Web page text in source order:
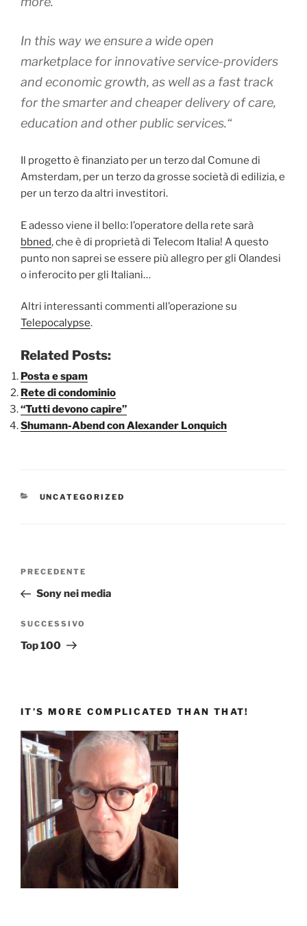
In this way we ensure a wide open
marketplace for innovative service-providers
and economic growth, as well as a fast track
for the smarter and cheaper delivery of care,
education and other public services.“
Il progetto è finanziato per un terzo dal Comune di
Amsterdam, per un terzo da grosse società di edilizia, e
per un terzo da altri investitori.
E adesso viene il bello: l’operatore della rete sarà
bbned, che è di proprietà di Telecom Italia! A questo
punto non saprei se essere più allegro per gli Olandesi
o inferocito per gli Italiani…
Altri interessanti commenti all’operazione su
Telepocalypse.
Related Posts:
Posta e spam
Rete di condominio
“Tutti devono capire”
Shumann-Abend con Alexander Lonquich
CATEGORIE
UNCATEGORIZED
Navigazione
Articolo
precedente:
PRECEDENTE
Sony nei media
Articolo
successivo
SUCCESSIVO
Top 100
IT’S MORE COMPLICATED THAN THAT!